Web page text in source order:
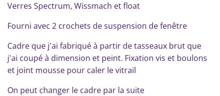
Verres Spectrum, Wissmach et float
Fourni avec 2 crochets de suspension de fenêtre
Cadre que j'ai fabriqué à partir de tasseaux brut que
j'ai coupé à dimension et peint. Fixation vis et boulons
et joint mousse pour caler le vitrail
On peut changer le cadre par la suite